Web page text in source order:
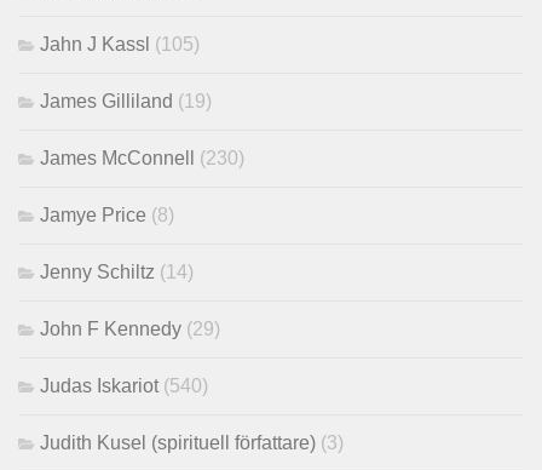
Jahn J Kassl (105)
James Gilliland (19)
James McConnell (230)
Jamye Price (8)
Jenny Schiltz (14)
John F Kennedy (29)
Judas Iskariot (540)
Judith Kusel (spirituell författare) (3)